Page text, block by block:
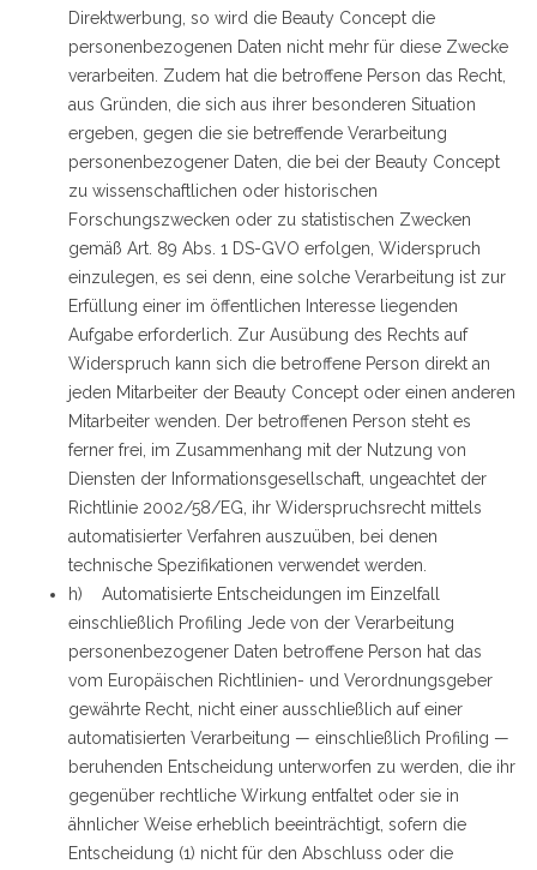
Direktwerbung, so wird die Beauty Concept die
personenbezogenen Daten nicht mehr für diese Zwecke
verarbeiten. Zudem hat die betroffene Person das Recht,
aus Gründen, die sich aus ihrer besonderen Situation
ergeben, gegen die sie betreffende Verarbeitung
personenbezogener Daten, die bei der Beauty Concept
zu wissenschaftlichen oder historischen
Forschungszwecken oder zu statistischen Zwecken
gemäß Art. 89 Abs. 1 DS-GVO erfolgen, Widerspruch
einzulegen, es sei denn, eine solche Verarbeitung ist zur
Erfüllung einer im öffentlichen Interesse liegenden
Aufgabe erforderlich. Zur Ausübung des Rechts auf
Widerspruch kann sich die betroffene Person direkt an
jeden Mitarbeiter der Beauty Concept oder einen anderen
Mitarbeiter wenden. Der betroffenen Person steht es
ferner frei, im Zusammenhang mit der Nutzung von
Diensten der Informationsgesellschaft, ungeachtet der
Richtlinie 2002/58/EG, ihr Widerspruchsrecht mittels
automatisierter Verfahren auszuüben, bei denen
technische Spezifikationen verwendet werden.
h) Automatisierte Entscheidungen im Einzelfall
einschließlich Profiling Jede von der Verarbeitung
personenbezogener Daten betroffene Person hat das
vom Europäischen Richtlinien- und Verordnungsgeber
gewährte Recht, nicht einer ausschließlich auf einer
automatisierten Verarbeitung — einschließlich Profiling —
beruhenden Entscheidung unterworfen zu werden, die ihr
gegenüber rechtliche Wirkung entfaltet oder sie in
ähnlicher Weise erheblich beeinträchtigt, sofern die
Entscheidung (1) nicht für den Abschluss oder die